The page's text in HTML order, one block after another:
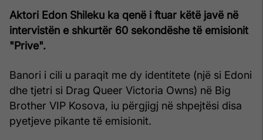
Aktori Edon Shileku ka qenë i ftuar këtë javë në
intervistën e shkurtër 60 sekondëshe të emisionit
"Prive".
Banori i cili u paraqit me dy identitete (një si Edoni
dhe tjetri si Drag Queer Victoria Owns) në Big
Brother VIP Kosova, iu përgjigj në shpejtësi disa
pyetjeve pikante të emisionit.